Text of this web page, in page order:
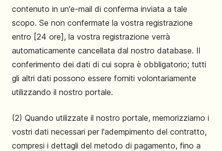
contenuto in un'e-mail di conferma inviata a tale
scopo. Se non confermate la vostra registrazione
entro [24 ore], la vostra registrazione verrà
automaticamente cancellata dal nostro database. Il
conferimento dei dati di cui sopra è obbligatorio; tutti
gli altri dati possono essere forniti volontariamente
utilizzando il nostro portale.
(2) Quando utilizzate il nostro portale, memorizziamo i
vostri dati necessari per l'adempimento del contratto,
compresi i dettagli del metodo di pagamento, fino a